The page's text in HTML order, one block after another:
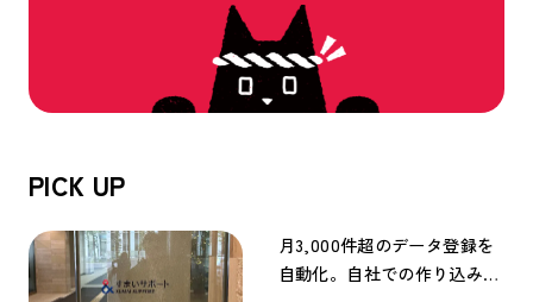
PICK UP
月3,000件超のデータ登録を
自動化。自社での作り込みに